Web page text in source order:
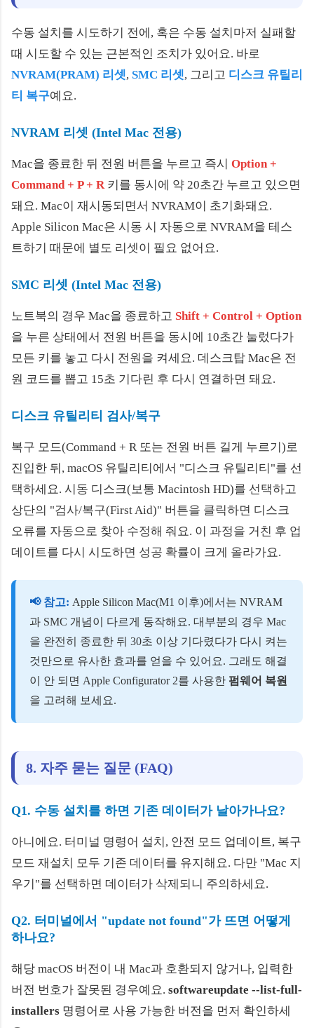
수동 설치를 시도하기 전에, 혹은 수동 설치마저 실패할
때 시도할 수 있는 근본적인 조치가 있어요. 바로
NVRAM(PRAM) 리셋, SMC 리셋, 그리고 디스크 유틸리
티 복구예요.
NVRAM 리셋 (Intel Mac 전용)
Mac을 종료한 뒤 전원 버튼을 누르고 즉시 Option +
Command + P + R키를 동시에 약 20초간 누르고 있으면
돼요. Mac이 재시동되면서 NVRAM이 초기화돼요.
Apple Silicon Mac은 시동 시 자동으로 NVRAM을 테스
트하기 때문에 별도 리셋이 필요 없어요.
SMC 리셋 (Intel Mac 전용)
노트북의 경우 Mac을 종료하고 Shift + Control + Option
을 누른 상태에서 전원 버튼을 동시에 10초간 눌렀다가
모든 키를 놓고 다시 전원을 켜세요. 데스크탑 Mac은 전
원 코드를 뽑고 15초 기다린 후 다시 연결하면 돼요.
디스크 유틸리티 검사/복구
복구 모드(Command + R 또는 전원 버튼 길게 누르기)로
진입한 뒤, macOS 유틸리티에서 "디스크 유틸리티"를 선
택하세요. 시동 디스크(보통 Macintosh HD)를 선택하고
상단의 "검사/복구(First Aid)" 버튼을 클릭하면 디스크
오류를 자동으로 찾아 수정해 줘요. 이 과정을 거친 후 업
데이트를 다시 시도하면 성공 확률이 크게 올라가요.
📢 참고: Apple Silicon Mac(M1 이후)에서는 NVRAM
과 SMC 개념이 다르게 동작해요. 대부분의 경우 Mac
을 완전히 종료한 뒤 30초 이상 기다렸다가 다시 켜는
것만으로 유사한 효과를 얻을 수 있어요. 그래도 해결
이 안 되면 Apple Configurator 2를 사용한 펌웨어 복원
을 고려해 보세요.
8. 자주 묻는 질문 (FAQ)
Q1. 수동 설치를 하면 기존 데이터가 날아가나요?
아니에요. 터미널 명령어 설치, 안전 모드 업데이트, 복구
모드 재설치 모두 기존 데이터를 유지해요. 다만 "Mac 지
우기"를 선택하면 데이터가 삭제되니 주의하세요.
Q2. 터미널에서 "update not found"가 뜨면 어떻게
하나요?
해당 macOS 버전이 내 Mac과 호환되지 않거나, 입력한
버전 번호가 잘못된 경우예요. softwareupdate --list-full-
installers 명령어로 사용 가능한 버전을 먼저 확인하세